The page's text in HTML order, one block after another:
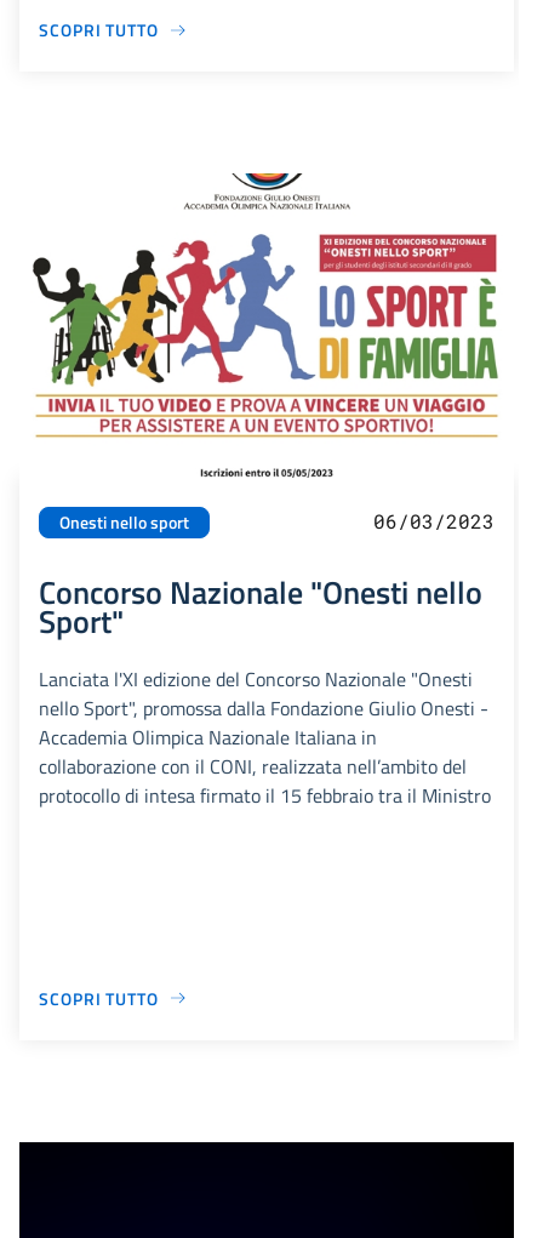
SCOPRI TUTTO
Onesti nello sport 06/03/2023
Concorso Nazionale "Onesti nello
Sport"
Lanciata l'XI edizione del Concorso Nazionale "Onesti
nello Sport", promossa dalla Fondazione Giulio Onesti -
Accademia Olimpica Nazionale Italiana in
collaborazione con il CONI, realizzata nell’ambito del
protocollo di intesa firmato il 15 febbraio tra il Ministro
SCOPRI TUTTO